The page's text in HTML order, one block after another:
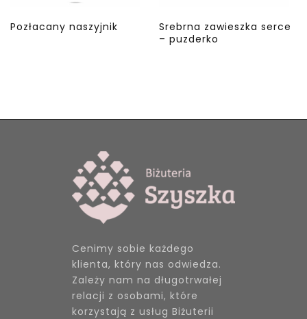
Pozłacany naszyjnik
Srebrna zawieszka serce
– puzderko
Cenimy sobie każdego
klienta, który nas odwiedza.
Zależy nam na długotrwałej
relacji z osobami, które
korzystają z usług Biżuterii